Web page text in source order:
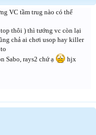
VC tầm trug nào có thể
thôi ) thì tướng vc còn lại
chả ai chơi usop hay killer
Sabo, rays2 chứ ạ
hjx